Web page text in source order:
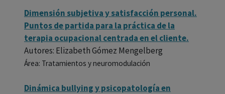
Dimensión subjetiva y satisfacción personal.
Puntos de partida para la práctica de la
terapia ocupacional centrada en el cliente.
Autores: Elizabeth Gómez Mengelberg
Área: Tratamientos y neuromodulación
Dinámica bullying y psicopatología en